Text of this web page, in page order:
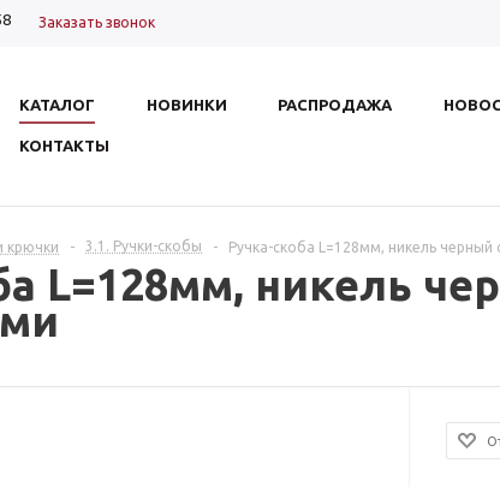
Заказать звонок
КАТАЛОГ НОВИНКИ РАСПРОДАЖА
КОНТАКТЫ
крючки - 3.1. Ручки-скобы - Ручка-скоба L=128мм, никель
L=128мм, никель